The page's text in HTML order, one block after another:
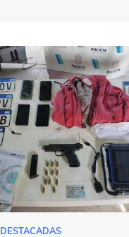
DESTACADAS